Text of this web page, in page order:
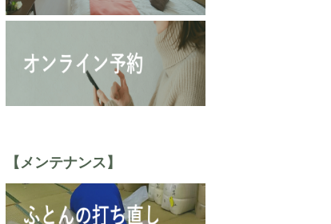
【メンテナンス】